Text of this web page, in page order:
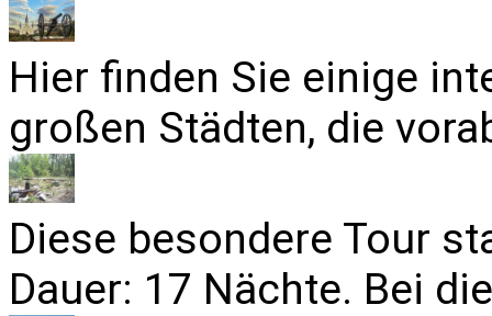
Hier finden Sie einige
großen Städten, die
Diese besondere Tour
Dauer: 17 Nächte. Bei